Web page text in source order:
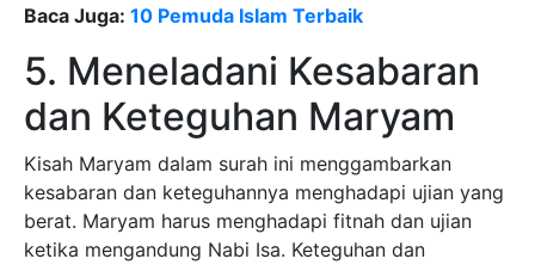
Baca Juga: 10 Pemuda Islam Terbaik
5. Meneladani Kesabaran
dan Keteguhan Maryam
Kisah Maryam dalam surah ini menggambarkan
kesabaran dan keteguhannya menghadapi ujian yang
berat. Maryam harus menghadapi fitnah dan ujian
ketika mengandung Nabi Isa. Keteguhan dan